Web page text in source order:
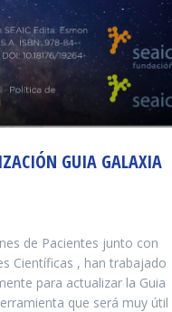
GUIA GALAXIA
de Pacientes junto con
Científicas , han trabajado
para actualizar la Guia
que será muy útil